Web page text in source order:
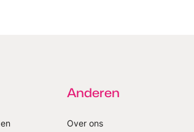
Anderen
Over ons